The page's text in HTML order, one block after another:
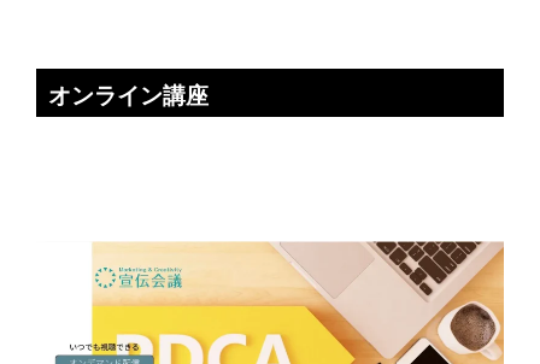
オンライン講座